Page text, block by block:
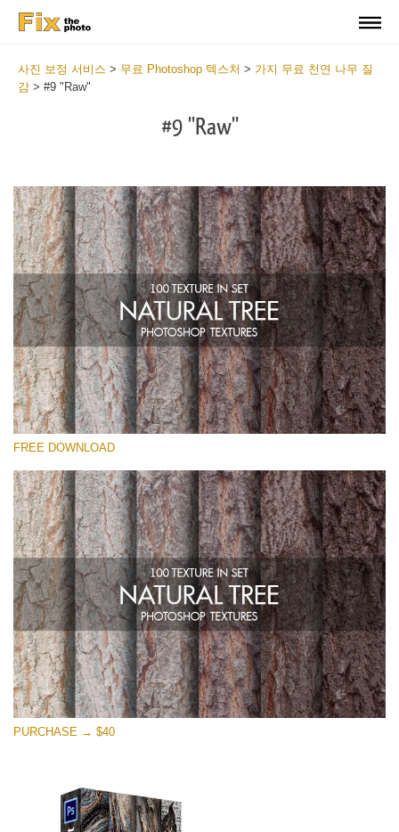
사진 보정 서비스 > 무료 Photoshop 텍스처 > 가지 무료 천연 나무 질
감 > #9 "Raw"
#9 "Raw"
선택 해주세요
Small 800*533px
Natural Tree
(100 Textures)
Large 6000*4000px
Entire Collection
(1783 Overlays)
Large 6000*4000px
무료 다운로드
FREE DOWNLOAD
PURCHASE → $40